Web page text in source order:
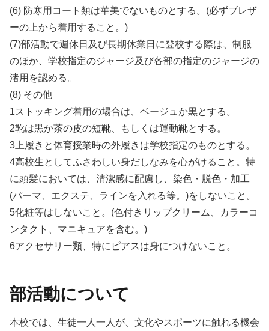
(6) 防寒用コート類は華美でないものとする。(必ずブレザ
ーの上から着用すること。)
(7)部活動で週休日及び長期休業日に登校する際は、制服
のほか、学校指定のジャージ及び各部の指定のジャージの
渚用を認める。
(8) その他
1ストッキング着用の場合は、ベージュか黒とする。
2靴は黒か茶の皮の短靴、もしくは運動靴とする。
3上履きと体育授業時の外履きは学校指定のものとする。
4高校生としてふさわしい身だしなみを心がけること。特
に頭髪においては、清潔感に配慮し、染色・脱色・加工
(パーマ、エクステ、ラインを入れる等。)をしないこと。
5化粧等はしないこと。(色付きリップクリーム、カラーコ
ンタクト、マニキュアを含む。)
6アクセサリー類、特にピアスは身につけないこと。
部活動について
本校では、生徒一人一人が、文化やスポーツに触れる機会